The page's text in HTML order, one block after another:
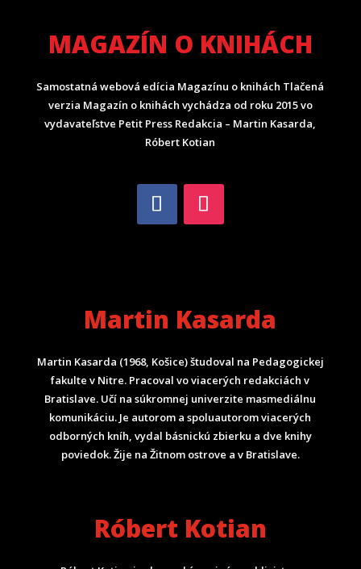
MAGAZÍN O KNIHÁCH
Samostatná webová edícia Magazínu o knihách Tlačená
verzia Magazín o knihách vychádza od roku 2015 vo
vydavateľstve Petit Press Redakcia – Martin Kasarda,
Róbert Kotian
Martin Kasarda
Martin Kasarda (1968, Košice) študoval na Pedagogickej
fakulte v Nitre. Pracoval vo viacerých redakciách v
Bratislave. Učí na súkromnej univerzite masmediálnu
komunikáciu. Je autorom a spoluautorom viacerých
odborných kníh, vydal básnickú zbierku a dve knihy
poviedok. Žije na Žitnom ostrove a v Bratislave.
Róbert Kotian